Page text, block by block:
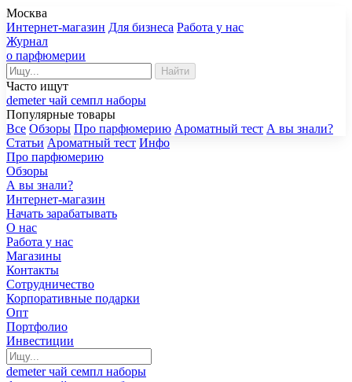
Москва
Интернет-магазин Для бизнеса Работа у нас
Журнал
о парфюмерии
Найти
Часто ищут
demeterчай семпл наборы
Популярные товары
Все Обзоры Про парфюмерию Ароматный тест А вы знали?
Статьи Ароматный тест Инфо
Про парфюмерию
Обзоры
А вы знали?
Интернет-магазин
Начать зарабатывать
О нас
Работа у нас
Магазины
Контакты
Сотрудничество
Корпоративные подарки
Опт
Портфолио
Инвестиции
demeterчай семпл наборы